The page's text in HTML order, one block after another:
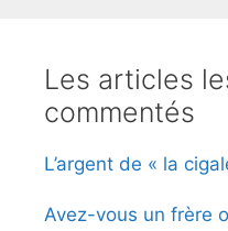
Les articles
commentés
L’argent de « la
Avez-vous un frère